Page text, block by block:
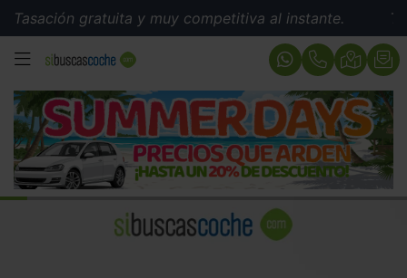
gratuita y muy competitiva al instante. Tasación
MENÚ